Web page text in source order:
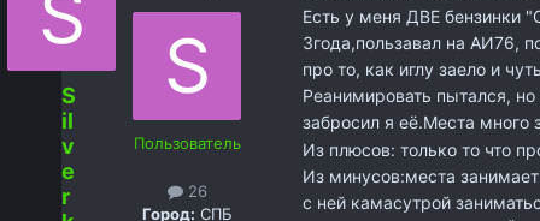
S
il
v
e
r
Пользователь
26
Город: СПБ
Есть у меня ДВЕ бензинки
3года,пользавал на АИ76,
про то, как иглу заело и
Реанимировать пытался,
забросил я её.Места много
Из плюсов: только то что
Из минусов:места
с ней камасутрой